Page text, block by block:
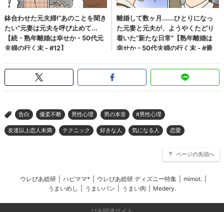
> 告白 優柔不断 男性心理 男の本音 #男性心理
友達以上恋人未満 テクニック 好きな人 気になる人 恋愛
ページの先頭へ
ウレぴあ総研 ハピママ* ウレぴあ総研 ディズニー特集 mimot.
うまいめし
うまいパン うまい肉 Medery.